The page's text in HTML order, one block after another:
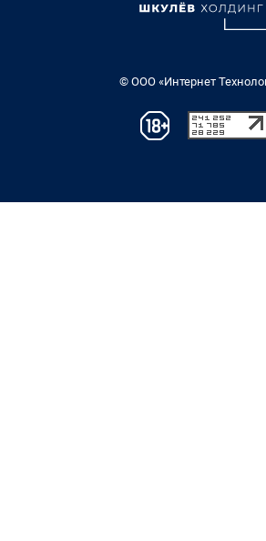
© ООО «Интернет